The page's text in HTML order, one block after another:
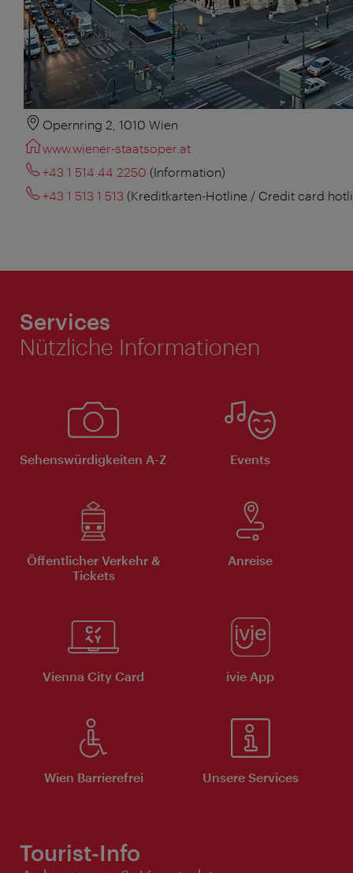
Opernring 2, 1010 Wien
www.wiener-staatsoper.at
+43 1 514 44 2250 (Information)
+43 1 513 1 513 (Kreditkarten-Hotline / Credit card
Services
Nützliche Informationen
Sehenswürdigkeiten A-Z Events
Öffentlicher Verkehr &
Tickets
Anreise
Vienna City Card ivie App
Wien Barrierefrei Unsere Services
Tourist-Info